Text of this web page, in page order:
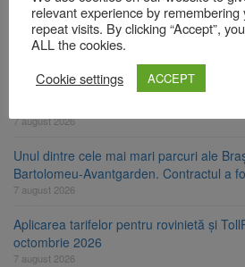
Clădirile Duplex de lângă Piața Star din
7 august 2026
Platforma Belvedere de pe Tâmpa intră
7 august 2026
Unul dintre cele mai mari parcuri ale
Bartolomeu-Avantgarden. Contractul a
7 august 2026
Aplicarea tarifelor pentru rovinietă și
octombrie 2026
7 august 2026
relevant experience by
repeat visits. By clicking “Accept”,
ALL the cookies.
Cookie settings
ACCEPT